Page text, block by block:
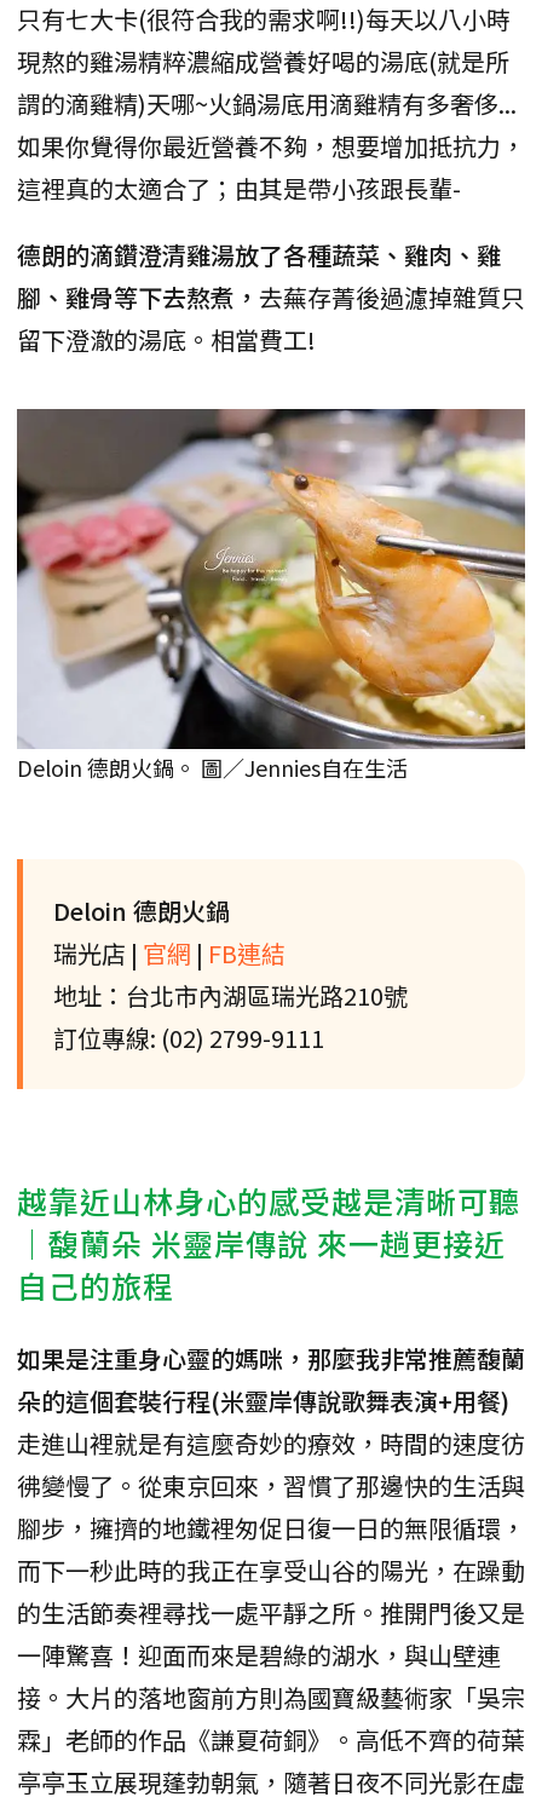
只有七大卡(很符合我的需求啊!!)每天以八小時
現熬的雞湯精粹濃縮成營養好喝的湯底(就是所
謂的滴雞精)天哪~火鍋湯底用滴雞精有多奢侈...
如果你覺得你最近營養不夠，想要增加抵抗力，
這裡真的太適合了；由其是帶小孩跟長輩-
德朗的滴鑽澄清雞湯放了各種蔬菜、雞肉、雞
腳、雞骨等下去熬煮， 去蕪存菁後過濾掉雜質只
留下澄澈的湯底。相當費工!
Deloin 德朗火鍋。 圖／Jennies自在生活
Deloin 德朗火鍋
瑞光店 | 官網 | FB連結
地址：台北市內湖區瑞光路210號
訂位專線: (02) 2799-9111
越靠近山林身心的感受越是清晰可聽
｜馥蘭朵 米靈岸傳說 來一趟更接近
自己的旅程
如果是注重身心靈的媽咪，那麼我非常推薦馥蘭
朵的這個套裝行程(米靈岸傳說歌舞表演+用餐)
走進山裡就是有這麼奇妙的療效，時間的速度彷
彿變慢了。從東京回來，習慣了那邊快的生活與
腳步，擁擠的地鐵裡匆促日復一日的無限循環，
而下一秒此時的我正在享受山谷的陽光，在躁動
的生活節奏裡尋找一處平靜之所。推開門後又是
一陣驚喜！迎面而來是碧綠的湖水，與山壁連
接。大片的落地窗前方則為國寶級藝術家「吳宗
霖」老師的作品《謙夏荷銅》。高低不齊的荷葉
亭亭玉立展現蓬勃朝氣，隨著日夜不同光影在虛